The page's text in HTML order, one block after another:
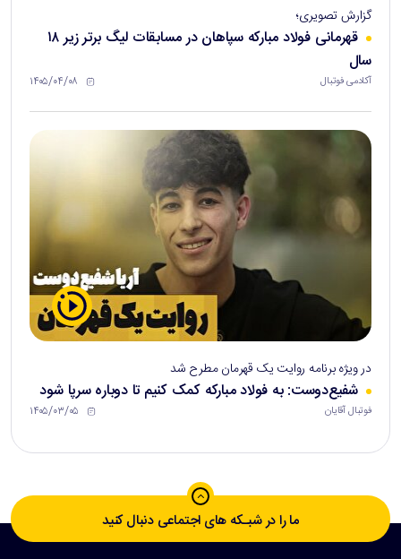
گزارش تصویری؛
قهرمانی فولاد مبارکه سپاهان در مسابقات لیگ برتر زیر ۱۸
سال
آکادمی فوتبال ۱۴۰۵/۰۴/۰۸
در ویژه برنامه روایت یک قهرمان مطرح شد
شفیع‌دوست: به فولاد مبارکه کمک کنیم تا دوباره سرپا شود
فوتبال آقایان ۱۴۰۵/۰۳/۰۵
ما را در شبـکه های اجتماعی دنبال کنید